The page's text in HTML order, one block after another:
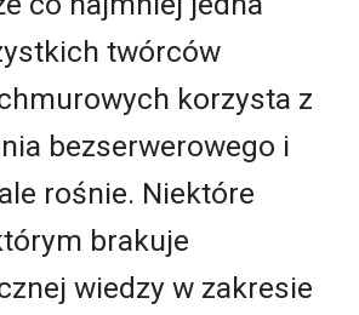
twórców
korzysta z
bezserwerowego i
rośnie. Niektóre
brakuje
wiedzy w zakresie